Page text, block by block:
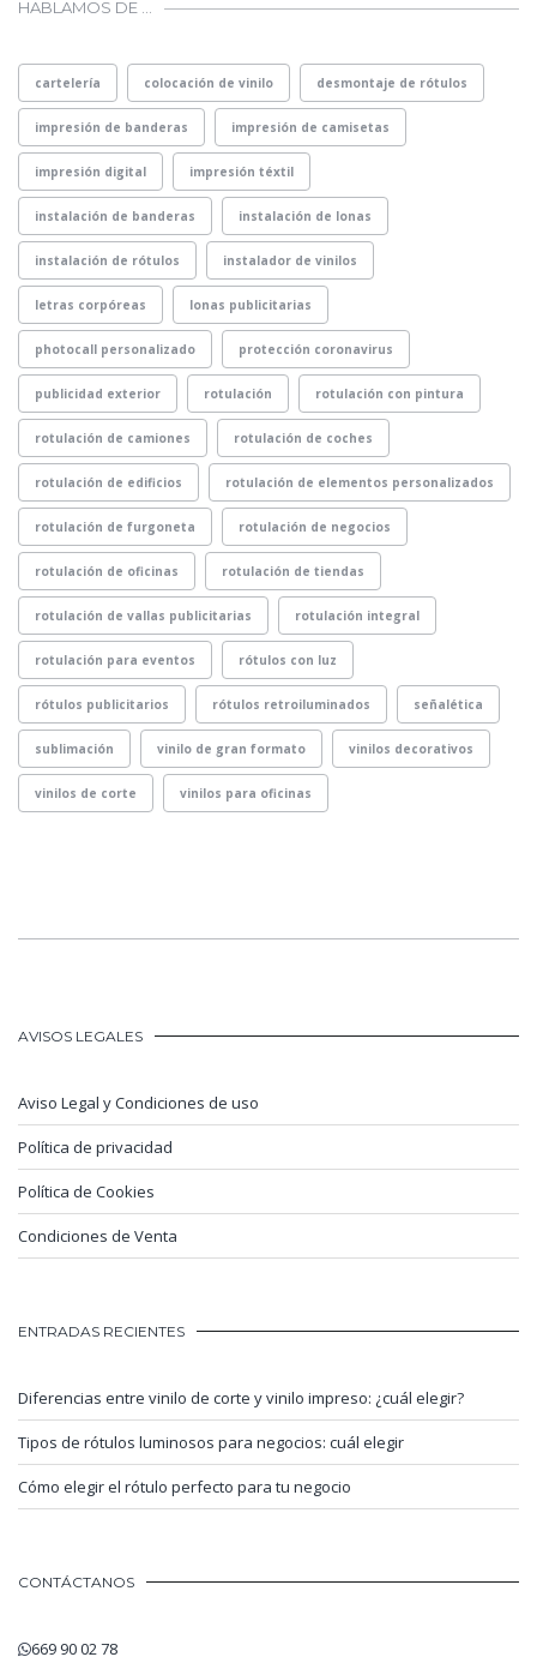
HABLAMOS DE …
cartelería colocación de vinilo desmontaje de rótulos
impresión de banderas impresión de camisetas
impresión digital impresión téxtil
instalación de banderas instalación de lonas
instalación de rótulos instalador de vinilos
letras corpóreas lonas publicitarias
photocall personalizado protección coronavirus
publicidad exterior rotulación rotulación con pintura
rotulación de camiones rotulación de coches
rotulación de edificios rotulación de elementos personalizados
rotulación de furgoneta rotulación de negocios
rotulación de oficinas rotulación de tiendas
rotulación de vallas publicitarias rotulación integral
rotulación para eventos rótulos con luz
rótulos publicitarios rótulos retroiluminados señalética
sublimación vinilo de gran formato vinilos decorativos
vinilos de corte vinilos para oficinas
AVISOS LEGALES
Aviso Legal y Condiciones de uso
Política de privacidad
Política de Cookies
Condiciones de Venta
ENTRADAS RECIENTES
Diferencias entre vinilo de corte y vinilo impreso: ¿cuál elegir?
Tipos de rótulos luminosos para negocios: cuál elegir
Cómo elegir el rótulo perfecto para tu negocio
CONTÁCTANOS
669 90 02 78